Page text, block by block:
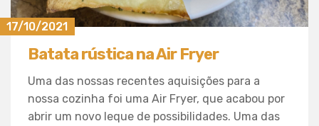
17/10/2021
Batata rústica na Air Fryer
Uma das nossas recentes aquisições para a
nossa cozinha foi uma Air Fryer, que acabou por
abrir um novo leque de possibilidades. Uma das